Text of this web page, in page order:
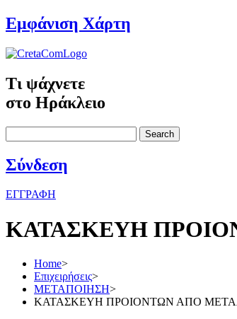
Εμφάνιση Χάρτη
Τι ψάχνετε
στο Ηράκλειο
Search
Σύνδεση
ΕΓΓΡΑΦΗ
ΚΑΤΑΣΚΕΥΗ
Home>
Επιχειρήσεις>
ΜΕΤΑΠΟΙΗΣΗ>
ΚΑΤΑΣΚΕΥΗ ΠΡΟΙΟΝΤΩΝ ΑΠΟ